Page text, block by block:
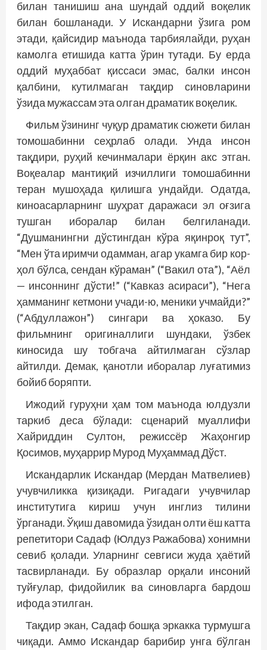
билан танишиш ана шундай оддий воқелик
билан бошланади. У Искандарни ўзига ром
этади, қайсидир маънода тарбиялайди, руҳан
камолга етишида катта ўрин тутади. Бу ерда
оддий муҳаббат қиссаси эмас, балки инсон
қалбини, кутилмаган тақдир синовларини
ўзида мужассам эта олган драматик воқелик.
Фильм ўзининг чуқур драматик сюжети билан
томошабинни сеҳрлаб олади. Унда инсон
тақдири, руҳий кечинмалари ёрқин акс этган.
Воқеалар мантиқий изчиллиги томошабинни
теран мушоҳада қилишга ундайди. Одатда,
киноасарларнинг шуҳрат даражаси эл оғзига
тушган иборалар билан белгиланади.
“Душманингни дўстингдан кўра яқинроқ тут”,
“Мен ўта иримчи одамман, агар укамга бир кор-
ҳол бўлса, сендан кўраман” (“Вакил ота”), “Аёл
— инсоннинг дўсти!” (“Кавказ асираси”), “Нега
ҳамманинг кетмони учади-ю, меники учмайди?”
(“Абдуллажон”) сингари ва ҳоказо. Бу
фильмнинг оригиналлиги шундаки, ўзбек
киносида шу тобгача айтилмаган сўзлар
айтилди. Демак, қанотли иборалар луғатимиз
бойиб боряпти.
Ижодий гуруҳни ҳам том маънода юлдузли
таркиб деса бўлади: сценарий муаллифи
Хайриддин Султон, режиссёр Жаҳонгир
Қосимов, муҳаррир Мурод Муҳаммад Дўст.
Искандарлик Искандар (Мердан Матвелиев)
учувчиликка қизиқади. Ригадаги учувчилар
институтига кириш учун инглиз тилини
ўрганади. Ўқиш давомида ўзидан олти ёш катта
репетитори Садаф (Юлдуз Ражабова) хонимни
севиб қолади. Уларнинг севгиси жуда ҳаётий
тасвирланади. Бу образлар орқали инсоний
туйғулар, фидойилик ва синовларга бардош
ифода этилган.
Тақдир экан, Садаф бошқа эркакка турмушга
чиқади. Аммо Искандар барибир унга бўлган